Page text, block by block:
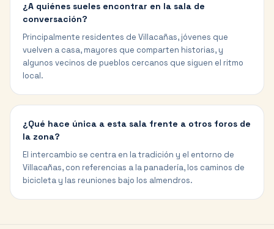
¿A quiénes sueles encontrar en la sala de
conversación?
Principalmente residentes de Villacañas, jóvenes que
vuelven a casa, mayores que comparten historias, y
algunos vecinos de pueblos cercanos que siguen el ritmo
local.
¿Qué hace única a esta sala frente a otros foros de
la zona?
El intercambio se centra en la tradición y el entorno de
Villacañas, con referencias a la panadería, los caminos de
bicicleta y las reuniones bajo los almendros.